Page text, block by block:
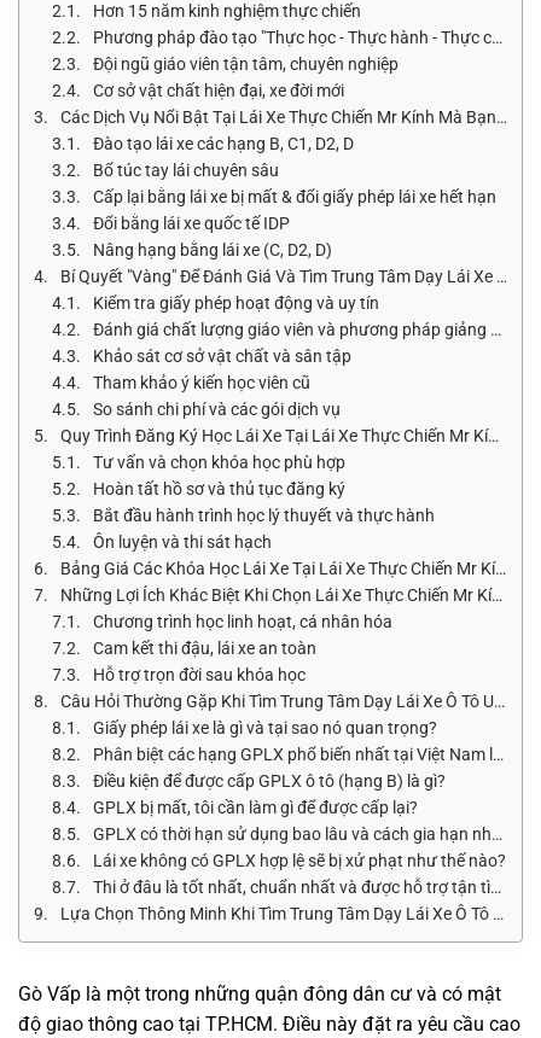
Hơn 15 năm kinh nghiệm thực chiến
Phương pháp đào tạo "Thực học - Thực hành - Thực chiến" độc đáo
Đội ngũ giáo viên tận tâm, chuyên nghiệp
Cơ sở vật chất hiện đại, xe đời mới
Các Dịch Vụ Nổi Bật Tại Lái Xe Thực Chiến Mr Kính Mà Bạn Không Thể Bỏ Qua
Đào tạo lái xe các hạng B, C1, D2, D
Bổ túc tay lái chuyên sâu
Cấp lại bằng lái xe bị mất & đổi giấy phép lái xe hết hạn
Đổi bằng lái xe quốc tế IDP
Nâng hạng bằng lái xe (C, D2, D)
Bí Quyết "Vàng" Để Đánh Giá Và Tìm Trung Tâm Dạy Lái Xe Ô Tô Uy Tín Tại Gò Vấp
Kiểm tra giấy phép hoạt động và uy tín
Đánh giá chất lượng giáo viên và phương pháp giảng dạy
Khảo sát cơ sở vật chất và sân tập
Tham khảo ý kiến học viên cũ
So sánh chi phí và các gói dịch vụ
Quy Trình Đăng Ký Học Lái Xe Tại Lái Xe Thực Chiến Mr Kính Năm 2026
Tư vấn và chọn khóa học phù hợp
Hoàn tất hồ sơ và thủ tục đăng ký
Bắt đầu hành trình học lý thuyết và thực hành
Ôn luyện và thi sát hạch
Bảng Giá Các Khóa Học Lái Xe Tại Lái Xe Thực Chiến Mr Kính Năm 2026
Những Lợi Ích Khác Biệt Khi Chọn Lái Xe Thực Chiến Mr Kính Để Tìm Trung Tâm Dạy Lái Xe Ô Tô Uy Tín Tại Gò Vấp
Chương trình học linh hoạt, cá nhân hóa
Cam kết thi đậu, lái xe an toàn
Hỗ trợ trọn đời sau khóa học
Câu Hỏi Thường Gặp Khi Tìm Trung Tâm Dạy Lái Xe Ô Tô Uy Tín Tại Gò Vấp
Giấy phép lái xe là gì và tại sao nó quan trọng?
Phân biệt các hạng GPLX phổ biến nhất tại Việt Nam là gì?
Điều kiện để được cấp GPLX ô tô (hạng B) là gì?
GPLX bị mất, tôi cần làm gì để được cấp lại?
GPLX có thời hạn sử dụng bao lâu và cách gia hạn như thế nào?
Lái xe không có GPLX hợp lệ sẽ bị xử phạt như thế nào?
Thi ở đâu là tốt nhất, chuẩn nhất và được hỗ trợ tận tình nhất khi tôi tìm trung tâm dạy lái xe ô tô uy tín tại Gò Vấp?
Lựa Chọn Thông Minh Khi Tìm Trung Tâm Dạy Lái Xe Ô Tô Uy Tín Tại Gò Vấp
Gò Vấp là một trong những quận đông dân cư và có mật
độ giao thông cao tại TP.HCM. Điều này đặt ra yêu cầu cao